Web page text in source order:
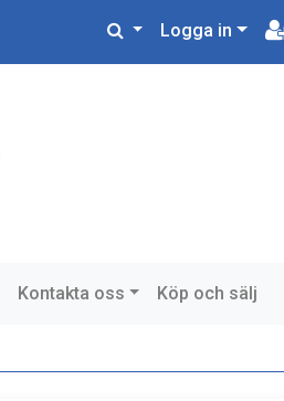
Logga in
Kontakta oss Köp och sälj